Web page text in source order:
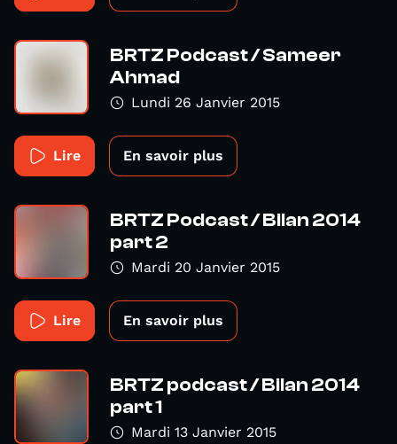
BRTZ Podcast / Sameer
Ahmad
Lundi 26 Janvier 2015
Lire En savoir plus
BRTZ Podcast / Bilan 2014
part 2
Mardi 20 Janvier 2015
Lire En savoir plus
BRTZ podcast / Bilan 2014
part 1
Mardi 13 Janvier 2015